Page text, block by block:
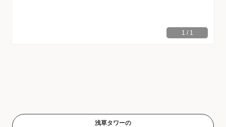
1 / 1
浅草タワーの